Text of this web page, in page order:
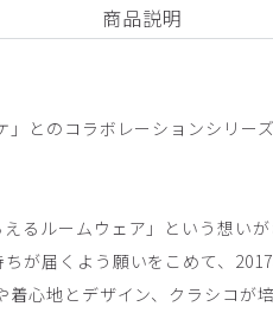
心地が今一つです 写真ではわ
商品説明
とのコラボレーションシリー
るルームウェア」という想い
が届くよう願いをこめて、
心地とデザイン、クラシコが